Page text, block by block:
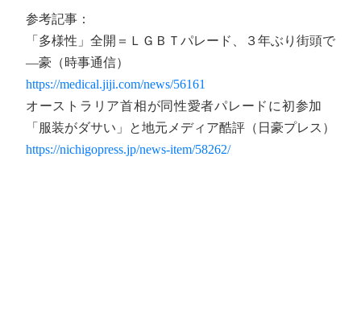
参考記事：
「多様性」全開＝ＬＧＢＴパレード、３年ぶり街頭で
―豪（時事通信）
https://medical.jiji.com/news/56161
オーストラリア首相が同性愛者パレードに初参加
「服装がダサい」と地元メディア酷評（日豪プレス）
https://nichigopress.jp/news-item/58262/